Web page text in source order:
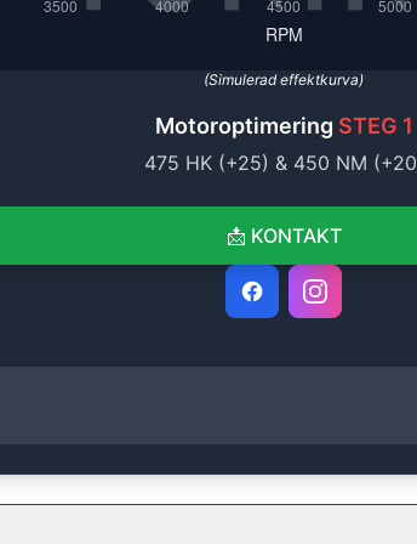
(Simulerad effektkurva)
Motoroptimering STEG 1
475 HK (+25) & 450 NM (+20
📩 KONTAKT